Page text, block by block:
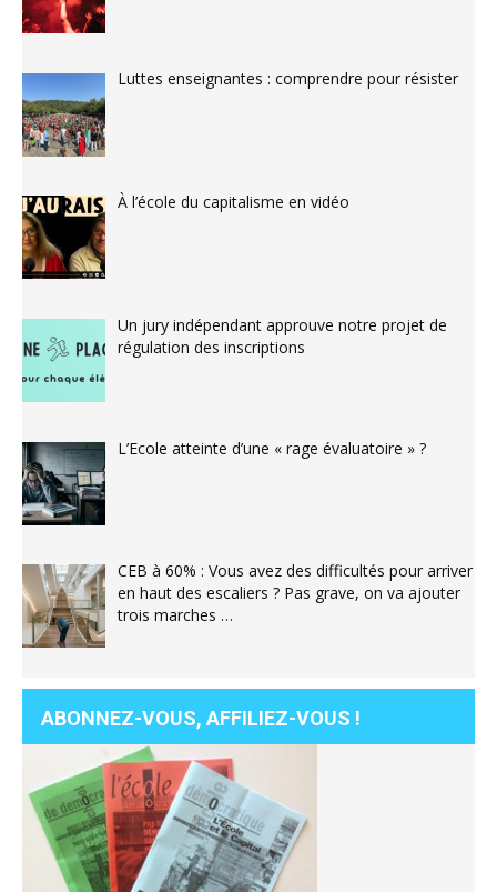
Luttes enseignantes : comprendre pour résister
À l’école du capitalisme en vidéo
Un jury indépendant approuve notre projet de
régulation des inscriptions
L’Ecole atteinte d’une « rage évaluatoire » ?
CEB à 60% : Vous avez des difficultés pour arriver
en haut des escaliers ? Pas grave, on va ajouter
trois marches …
ABONNEZ-VOUS, AFFILIEZ-VOUS !